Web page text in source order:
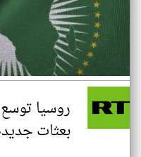
روسيا
بعثات جديدة في 4